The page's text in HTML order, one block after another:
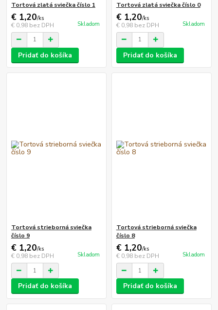
Tortová zlatá sviečka číslo 1
€ 1,20/ks
€ 0,98 bez DPH Skladom
Pridať do košíka
Tortová zlatá sviečka číslo 0
€ 1,20/ks
€ 0,98 bez DPH Skladom
Pridať do košíka
Tortová strieborná sviečka
číslo 9
€ 1,20/ks
€ 0,98 bez DPH Skladom
Pridať do košíka
Tortová strieborná sviečka
číslo 8
€ 1,20/ks
€ 0,98 bez DPH Skladom
Pridať do košíka